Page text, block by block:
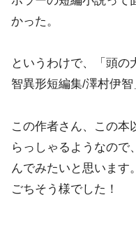
かった。
というわけで、「頭の
智異形短編集/澤村伊智
この作者さん、この本
らっしゃるようなので
んでみたいと思います。
ごちそう様でした！